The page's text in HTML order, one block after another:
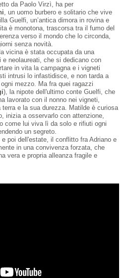
da Paolo Virzì, ha per
, un uomo burbero e solitario che vive
Guelfi, un’antica dimora in rovina e
è monotona, trascorsa tra il fumo del
verso il mondo che lo circonda,
senza novità.
vicina è stata occupata da una
neolaureati, che si dedicano con
in vita la campagna e i vigneti
intrusi lo infastidisce, e non tarda a
mezzo. Ma fra quei ragazzi
), la nipote dell'ultimo conte Guelfi, che
lavorato con il nonno nei vigneti,
terra e la sua durezza. Matilde è curiosa
inizia a osservarlo con attenzione,
come lui viva lì da solo e rifiuti ogni
un segreto.
poi dell'estate, il conflitto fra Adriano e
in una convivenza forzata, che
vera e propria alleanza fragile e